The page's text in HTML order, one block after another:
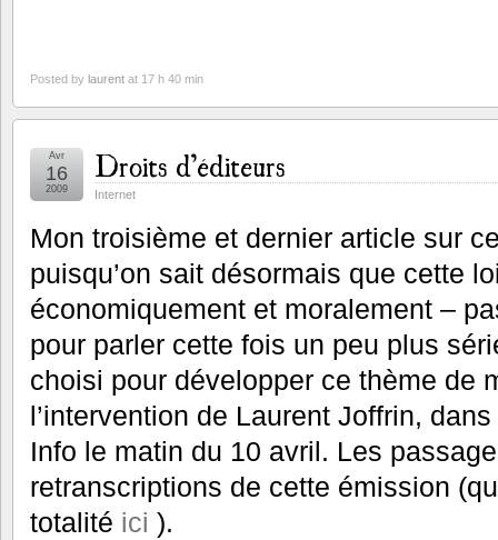
Posted by laurent at 17 h 40 min
Droits d’éditeurs
Internet
Avr
16
2009
Mon troisième et dernier article sur
puisqu’on sait désormais que cette
économiquement et moralement –
pour parler cette fois un peu plus
choisi pour développer ce thème de
l’intervention de Laurent Joffrin,
Info le matin du 10 avril. Les
retranscriptions de cette émission
totalité ici ).